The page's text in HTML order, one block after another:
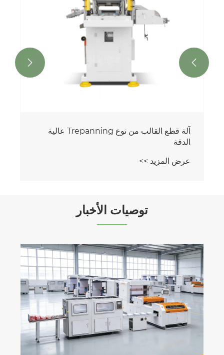
آلة قطع القالب من نوع Trepanning عالية
الدقة
عرض المزيد >>


توصيات الأخبار